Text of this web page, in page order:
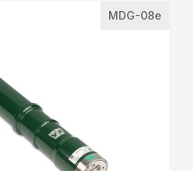
MDG-08e